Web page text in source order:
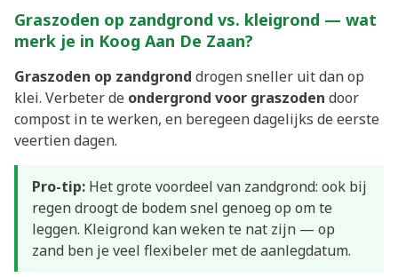
Graszoden op zandgrond vs. kleigrond — wat
merk je in Koog Aan De Zaan?
Graszoden op zandgrond drogen sneller uit dan op
klei. Verbeter de ondergrond voor graszoden door
compost in te werken, en beregeen dagelijks de eerste
veertien dagen.
Pro-tip: Het grote voordeel van zandgrond: ook bij
regen droogt de bodem snel genoeg op om te
leggen. Kleigrond kan weken te nat zijn — op
zand ben je veel flexibeler met de aanlegdatum.